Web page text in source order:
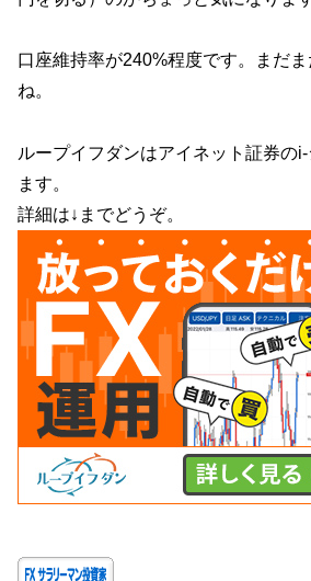
口座維持率が240%程度です。まだ
ね。
ループイフダンはアイネット証券の
ます。
詳細は↓までどうぞ。